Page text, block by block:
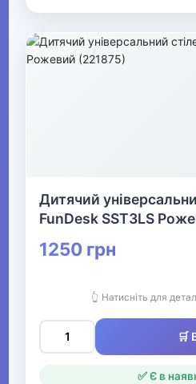
Дитячий
FunDesk SST3LS
1250 грн
👆 Натисніть для
🛒
✅ Є в